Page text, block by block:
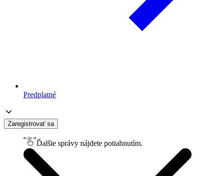
Predplatné
Zaregistrovať sa
Ďalšie správy nájdete potiahnutím.